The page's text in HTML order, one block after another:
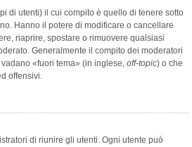
di utenti) il cui compito è quello di tenere sotto
Hanno il potere di modificare o cancellare
riaprire, spostare o rimuovere qualsiasi
Generalmente il compito dei moderatori
«fuori tema» (in inglese, off-topic) o che
offensivi.
di riunire gli utenti. Ogni utente può